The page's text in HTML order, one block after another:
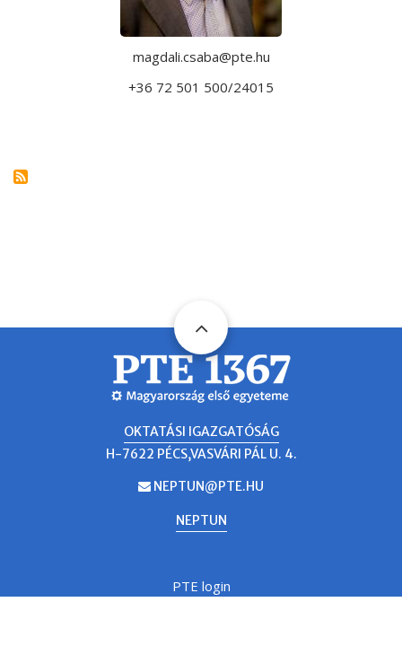
magdali.csaba@pte.hu
+36 72 501 500/24015
OKTATÁSI IGAZGATÓSÁG
H-7622 PÉCS,VASVÁRI PÁL U. 4.
EMAIL
NEPTUN@PTE.HU
NEPTUN
PTE login